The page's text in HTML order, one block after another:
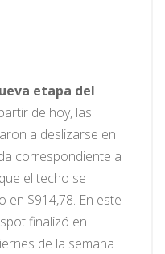
etapa del
de hoy, las
a deslizarse en
correspondiente a
el techo se
en $914,78. En este
finalizó en
de la semana